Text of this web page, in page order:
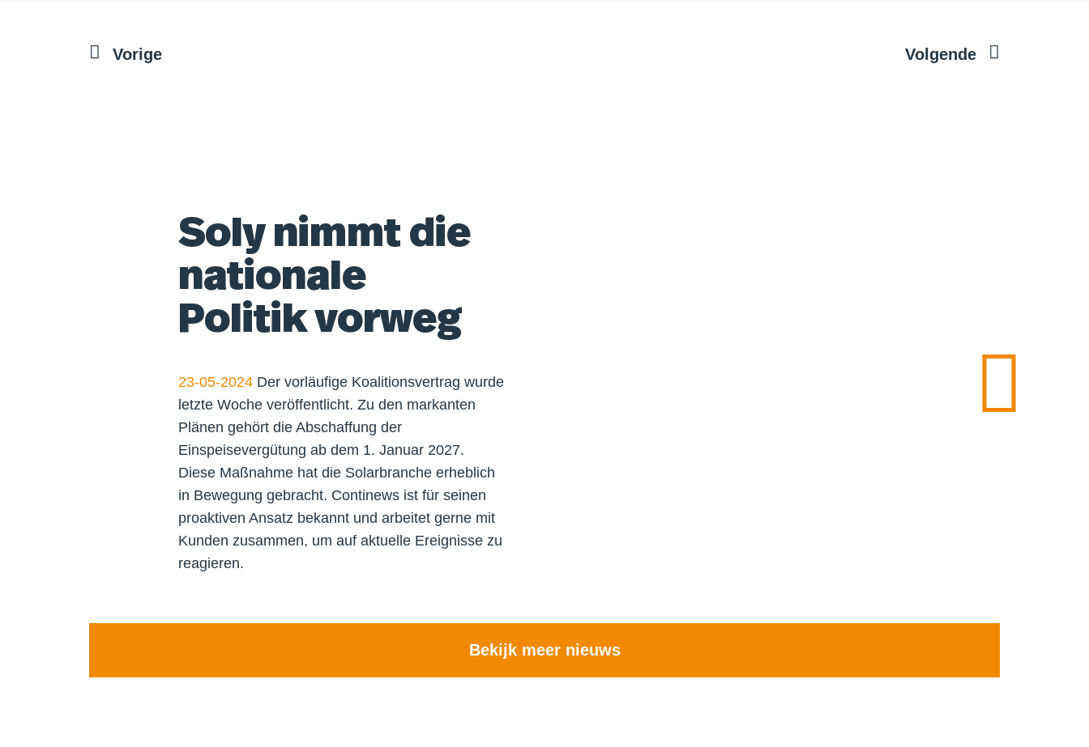
Vorige Volgende
Soly nimmt die
nationale
Politik vorweg
23-05-2024 Der vorläufige Koalitionsvertrag wurde
letzte Woche veröffentlicht. Zu den markanten
Plänen gehört die Abschaffung der
Einspeisevergütung ab dem 1. Januar 2027.
Diese Maßnahme hat die Solarbranche erheblich
in Bewegung gebracht. Continews ist für seinen
proaktiven Ansatz bekannt und arbeitet gerne mit
Kunden zusammen, um auf aktuelle Ereignisse zu
reagieren.
Bekijk meer nieuws